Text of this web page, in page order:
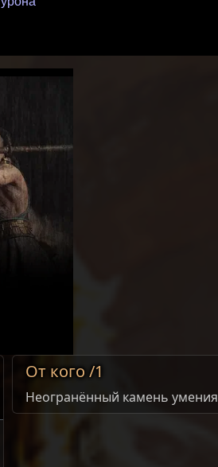
От кого /1
Неогранённый камень умения